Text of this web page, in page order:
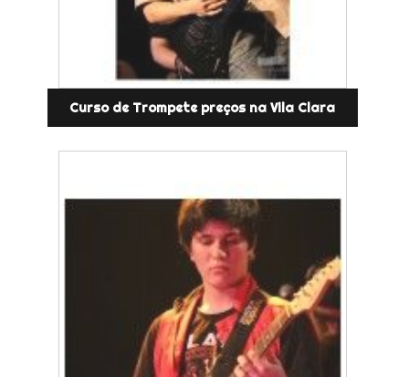
Curso de Trompete preços na Vila Clara